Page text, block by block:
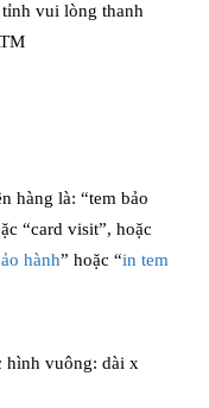
vui lòng thanh
hàng là: “tem bảo
“card visit”, hoặc
hành” hoặc “in tem
hình vuông: dài x